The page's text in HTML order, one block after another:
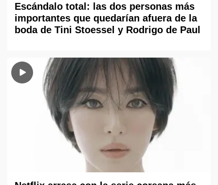
Escándalo total: las dos personas más
importantes que quedarían afuera de la
boda de Tini Stoessel y Rodrigo de Paul